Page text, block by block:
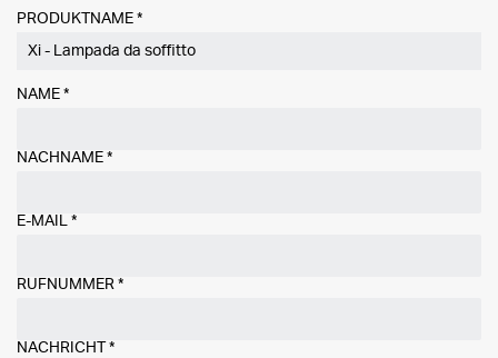
PRODUKTNAME *
NAME *
NACHNAME *
E-MAIL *
RUFNUMMER *
NACHRICHT*